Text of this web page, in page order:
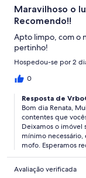
Maravilhoso o
Recomendo!!
Apto limpo, com o
pertinho!
Hospedou-se por 2
0
Resposta de
Bom dia Renata,
contentes que
Deixamos o imóvel
mínimo
mofo. Esperamos
Avaliação verificada